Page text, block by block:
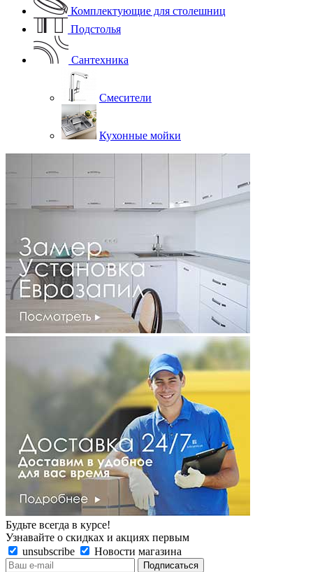
Комплектующие для столешниц
Подстолья
Сантехника
Смесители
Кухонные мойки
Будьте всегда в курсе!
Узнавайте о скидках и акциях первым
unsubscribe
Новости магазина